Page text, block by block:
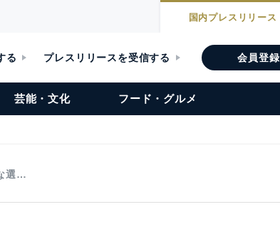
国内プレスリリース
る プレスリリースを受信する 会員登録
芸能・文化 フード・グルメ
選…